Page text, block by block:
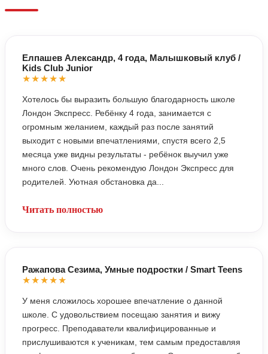
Елпашев Александр, 4 года, Малышковый клуб /
Kids Club Junior
★★★★★
Хотелось бы выразить большую благодарность школе
Лондон Экспресс. Ребёнку 4 года, занимается с
огромным желанием, каждый раз после занятий
выходит с новыми впечатлениями, спустя всего 2,5
месяца уже видны результаты - ребёнок выучил уже
много слов. Очень рекомендую Лондон Экспресс для
родителей. Уютная обстановка да...
Читать полностью
Ражапова Сезима, Умные подростки / Smart Teens
★★★★★
У меня сложилось хорошее впечатление о данной
школе. С удовольствием посещаю занятия и вижу
прогресс. Преподаватели квалифицированные и
прислушиваются к ученикам, тем самым предоставляя